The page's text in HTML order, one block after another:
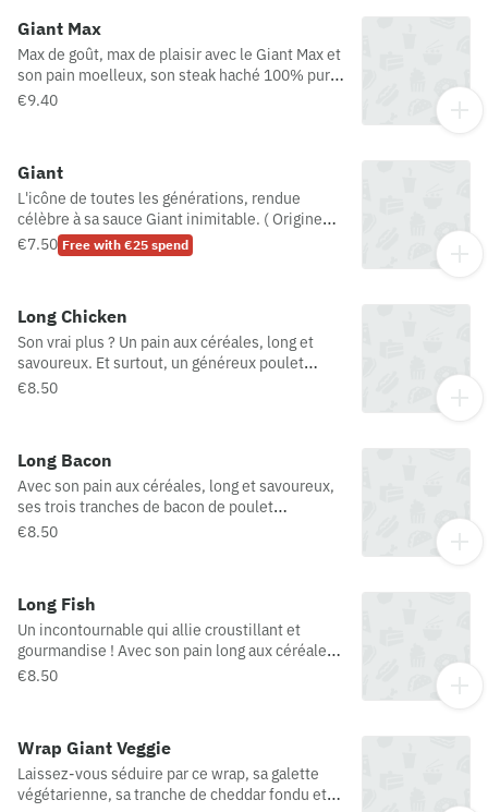
Giant Max
Max de goût, max de plaisir avec le Giant Max et
son pain moelleux, son steak haché 100% pur
bœuf, sa sauce Giant iconique, sa tranche de
€9.40
Giant
L'icône de toutes les générations, rendue
célèbre à sa sauce Giant inimitable. ( Origine
viande bovine possibe:
France/Espagne/Pologne
€7.50 Free with €25 spend
Long Chicken
Son vrai plus ? Un pain aux céréales, long et
savoureux. Et surtout, un généreux poulet
pané*, relevé par une sauce subtilement
€8.50
Long Bacon
Avec son pain aux céréales, long et savoureux,
ses trois tranches de bacon de poulet
croustillant, ses deux steaks hachés 100 % pur
Bacon de poulet (Origine viande bovine
possible : France / Espagne / Pologne)
€8.50
Long Fish
Un incontournable qui allie croustillant et
gourmandise ! Avec son pain long aux céréales,
un délicieux filet de poisson blanc pané* et sa
€8.50
Wrap Giant Veggie
Laissez-vous séduire par ce wrap, sa galette
végétarienne, sa tranche de cheddar fondu et